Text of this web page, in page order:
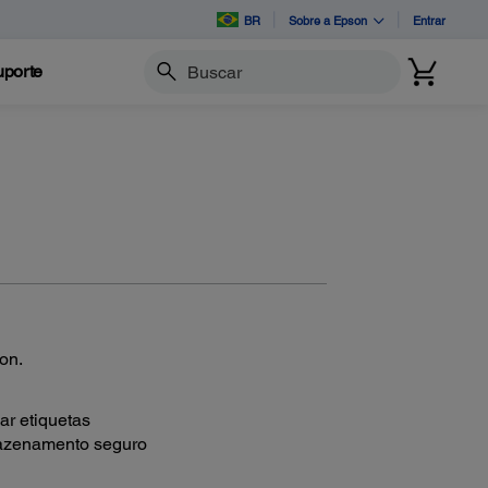
BR Sobre a Epson Entrar
Buscar
etiquetas
seguro